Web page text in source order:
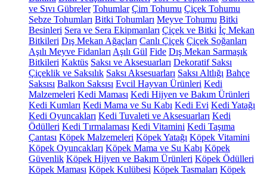
ve Sıvı Gübreler Tohumlar Çim Tohumu Çiçek Tohumu
Sebze Tohumları Bitki Tohumları Meyve Tohumu Bitki
Besinleri Sera ve Sera Ekipmanları Çiçek ve Bitki İç Mekan
Bitkileri Dış Mekan Ağaçları Canlı Çiçek Çiçek Soğanları
Aşılı Meyve Fidanları Aşılı Gül Fide Dış Mekan Sarmaşık
Bitkileri Kaktüs Saksı ve Aksesuarları Dekoratif Saksı
Çiçeklik ve Saksılık Saksı Aksesuarları Saksı Altlığı Bahçe
Saksısı Balkon Saksısı Evcil Hayvan Ürünleri Kedi
Malzemeleri Kedi Maması Kedi Hijyen ve Bakım Ürünleri
Kedi Kumları Kedi Mama ve Su Kabı Kedi Evi Kedi Yatağı
Kedi Oyuncakları Kedi Tuvaleti ve Aksesuarları Kedi
Ödülleri Kedi Tırmalaması Kedi Vitamini Kedi Taşıma
Çantası Köpek Malzemeleri Köpek Yatağı Köpek Vitamini
Köpek Oyuncakları Köpek Mama ve Su Kabı Köpek
Güvenlik Köpek Hijyen ve Bakım Ürünleri Köpek Ödülleri
Köpek Maması Köpek Kulübesi Köpek Tasmaları Köpek